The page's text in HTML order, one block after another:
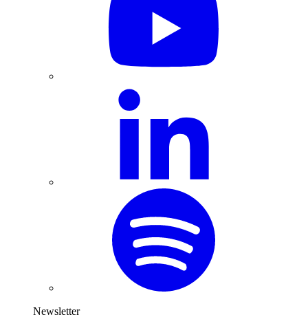
Newsletter